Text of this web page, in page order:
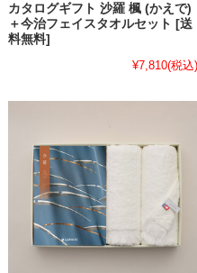
カタログギフト 沙羅 楓 (かえで)
＋今治フェイスタオルセット [送
料無料]
¥7,810(税込)